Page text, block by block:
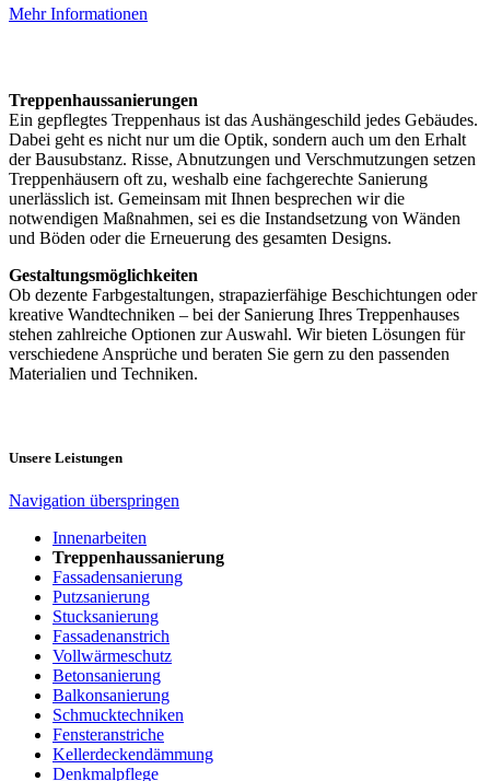
Mehr Informationen
Treppenhaussanierungen
Ein gepflegtes Treppenhaus ist das Aushängeschild jedes Gebäudes.
Dabei geht es nicht nur um die Optik, sondern auch um den Erhalt
der Bausubstanz. Risse, Abnutzungen und Verschmutzungen setzen
Treppenhäusern oft zu, weshalb eine fachgerechte Sanierung
unerlässlich ist. Gemeinsam mit Ihnen besprechen wir die
notwendigen Maßnahmen, sei es die Instandsetzung von Wänden
und Böden oder die Erneuerung des gesamten Designs.
Gestaltungsmöglichkeiten
Ob dezente Farbgestaltungen, strapazierfähige Beschichtungen oder
kreative Wandtechniken – bei der Sanierung Ihres Treppenhauses
stehen zahlreiche Optionen zur Auswahl. Wir bieten Lösungen für
verschiedene Ansprüche und beraten Sie gern zu den passenden
Materialien und Techniken.
Unsere Leistungen
Navigation überspringen
Innenarbeiten
Treppenhaussanierung
Fassadensanierung
Putzsanierung
Stucksanierung
Fassadenanstrich
Vollwärmeschutz
Betonsanierung
Balkonsanierung
Schmucktechniken
Fensteranstriche
Kellerdeckendämmung
Denkmalpflege